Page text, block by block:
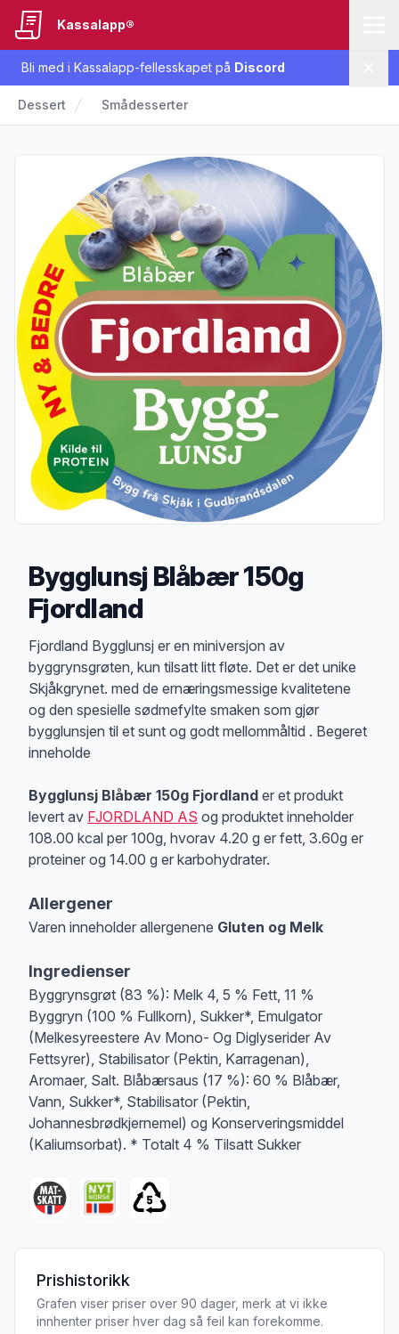
Bli med i Kassalapp-fellesskapet på Discord
Kassalapp®
Dessert Smådesserter
Bygglunsj Blåbær 150g
Fjordland
Produktbeskrivelse
Fjordland Bygglunsj er en miniversjon av
byggrynsgrøten, kun tilsatt litt fløte. Det er det unike
Skjåkgrynet. med de ernæringsmessige kvalitetene
og den spesielle sødmefylte smaken som gjør
bygglunsjen til et sunt og godt mellommåltid . Begeret
inneholde
Bygglunsj Blåbær 150g Fjordland er et produkt
levert av FJORDLAND AS og produktet inneholder
108.00 kcal per 100g, hvorav 4.20 g er fett, 3.60g er
proteiner og 14.00 g er karbohydrater.
Allergener
Varen inneholder allergenene Gluten og Melk
Ingredienser
Byggrynsgrøt (83 %): Melk 4, 5 % Fett, 11 %
Byggryn (100 % Fullkorn), Sukker*, Emulgator
(Melkesyreestere Av Mono- Og Diglyserider Av
Fettsyrer), Stabilisator (Pektin, Karragenan),
Aromaer, Salt. Blåbærsaus (17 %): 60 % Blåbær,
Vann, Sukker*, Stabilisator (Pektin,
Johannesbrødkjernemel) og Konserveringsmiddel
(Kaliumsorbat). * Totalt 4 % Tilsatt Sukker
Prishistorikk
Grafen viser priser over 90 dager, merk at vi ikke
innhenter priser hver dag så feil kan forekomme.